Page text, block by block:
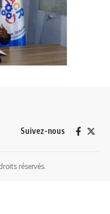
Suivez-nous
réservés.